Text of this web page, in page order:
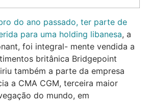
do ano passado, ter parte de
para uma holding libanesa, a
foi integral- mente vendida a
britânica Bridgepoint
também a parte da empresa
a CMA CGM, terceira maior
do mundo, em